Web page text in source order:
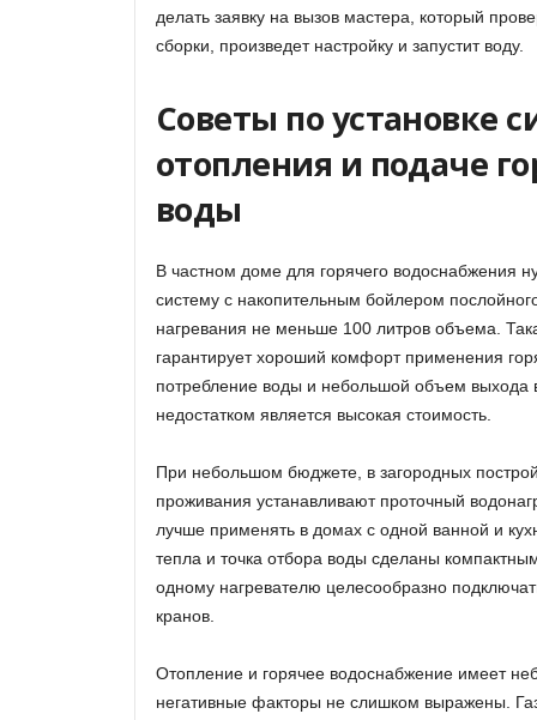
делать заявку на вызов мастера, который
сборки, произведет настройку и запустит воду.
Советы по установке
отопления и подаче
воды
В частном доме для горячего водоснабжения
систему с накопительным бойлером
нагревания не меньше 100 литров объема.
гарантирует хороший комфорт применения
потребление воды и небольшой объем
недостатком является высокая стоимость.
При небольшом бюджете, в загородных
проживания устанавливают проточный
лучше применять в домах с одной ванной и
тепла и точка отбора воды сделаны
одному нагревателю целесообразно
кранов.
Отопление и горячее водоснабжение имеет
негативные факторы не слишком выражены.